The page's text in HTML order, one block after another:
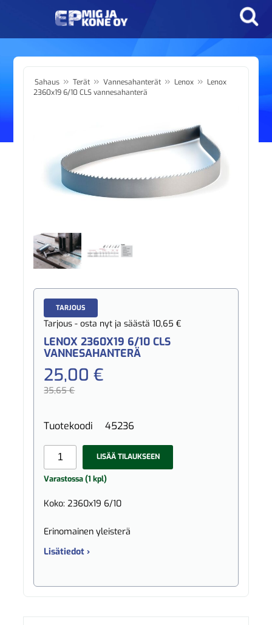
Sahaus » Terät » Vannesahanterät » Lenox » Lenox
2360x19 6/10 CLS vannesahanterä
TARJOUS
Tarjous - osta nyt ja säästä 10,65 €
LENOX 2360X19 6/10 CLS
VANNESAHANTERÄ
25,00 €
35,65 €
Tuotekoodi 45236
LISÄÄ TILAUKSEEN
Varastossa (1 kpl)
Koko: 2360x19 6/10
Erinomainen yleisterä
Lisätiedot ›